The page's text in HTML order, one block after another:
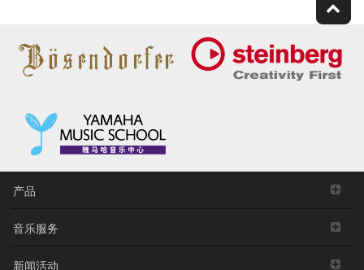
产品
音乐服务
新闻活动